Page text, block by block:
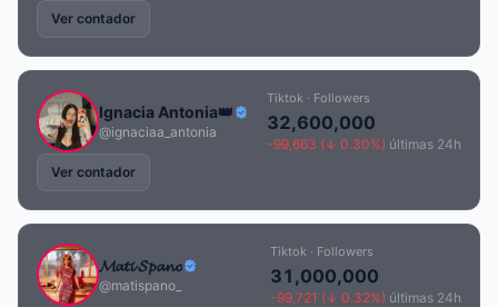
Ver contador
Ignacia Antonia👑
@ignaciaa_antonia
Tiktok · Followers
32,600,000
-99,663 (↓ 0.30%) últimas 24h
Ver contador
𝓜𝓪𝓽𝓲 𝓢𝓹𝓪𝓷𝓸
@matispano_
Tiktok · Followers
31,000,000
-99,721 (↓ 0.32%) últimas 24h